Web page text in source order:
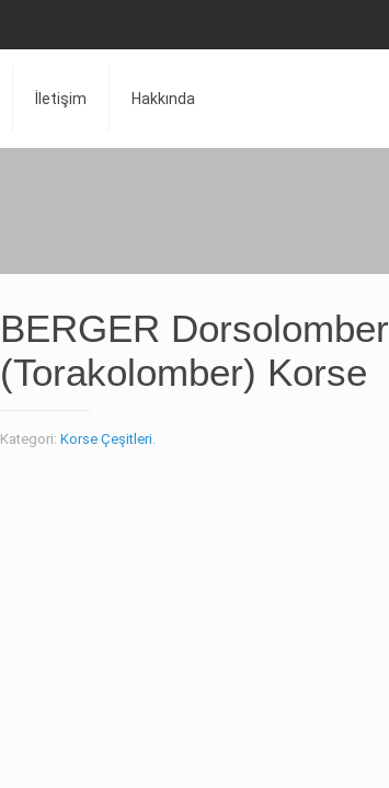
İletişim Hakkında
BERGER Dorsolomber
(Torakolomber) Korse
Kategori: Korse Çeşitleri.